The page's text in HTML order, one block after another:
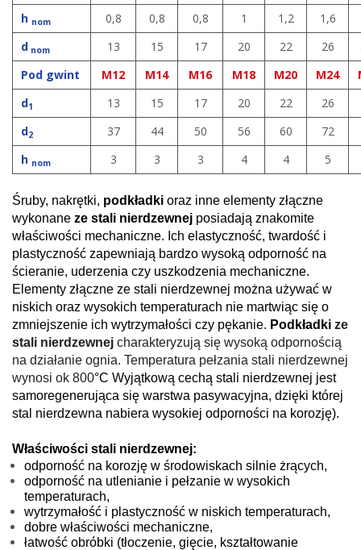
h nom 0,8 0,8 0,8 1 1,2
1,6
d nom 13 15 17 20 22 26
Pod gwint
M12 M14 M16 M18 M20 M24
d1 13 15 17 20 22
26
d2 37 44 50 56 60
72
h nom 3 3 3 4 4 5
Śruby, nakrętki, podkładki oraz inne elementy złączne
wykonane ze stali nierdzewnej posiadają znakomite
właściwości mechaniczne. Ich elastyczność, twardość i
plastyczność zapewniają bardzo wysoką odporność na
ścieranie, uderzenia czy uszkodzenia mechaniczne.
Elementy złączne ze stali nierdzewnej można używać w
niskich oraz wysokich temperaturach nie martwiąc się o
zmniejszenie ich wytrzymałości czy pękanie. Podkładki ze
stali nierdzewnej charakteryzują się wysoką odpornością
na działanie ognia. Temperatura pełzania stali nierdzewnej
wynosi ok 800°C Wyjątkową cechą stali nierdzewnej jest
samoregenerująca się warstwa pasywacyjna, dzięki której
stal nierdzewna nabiera wysokiej odporności na korozję).
Właściwości stali nierdzewnej:
odporność na korozję w środowiskach silnie żrących,
odporność na utlenianie i pełzanie w wysokich
temperaturach,
wytrzymałość i plastyczność w niskich temperaturach,
dobre właściwości mechaniczne,
łatwość obróbki (tłoczenie, gięcie, kształtowanie